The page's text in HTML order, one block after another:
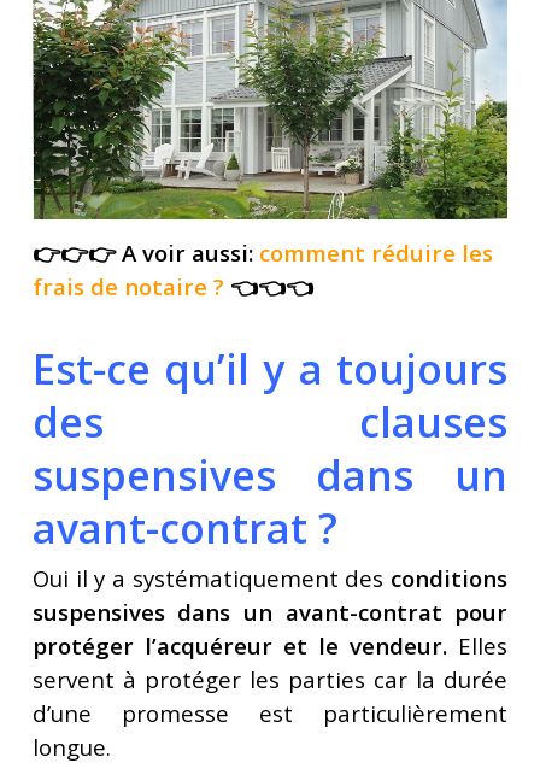
👉👉👉 A voir aussi: comment réduire les
frais de notaire ? 👈👈👈
Est-ce qu’il y a toujours
des clauses
suspensives dans un
avant-contrat ?
Oui il y a systématiquement des conditions
suspensives dans un avant-contrat pour
protéger l’acquéreur et le vendeur. Elles
servent à protéger les parties car la durée
d’une promesse est particulièrement
longue.